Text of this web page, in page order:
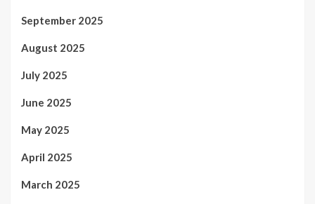
September 2025
August 2025
July 2025
June 2025
May 2025
April 2025
March 2025